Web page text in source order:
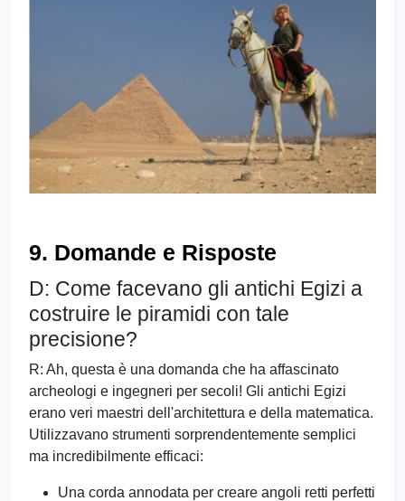
9. Domande e Risposte
D: Come facevano gli antichi Egizi a
costruire le piramidi con tale
precisione?
R: Ah, questa è una domanda che ha affascinato
archeologi e ingegneri per secoli! Gli antichi Egizi
erano veri maestri dell'architettura e della matematica.
Utilizzavano strumenti sorprendentemente semplici
ma incredibilmente efficaci:
Una corda annodata per creare angoli retti perfetti